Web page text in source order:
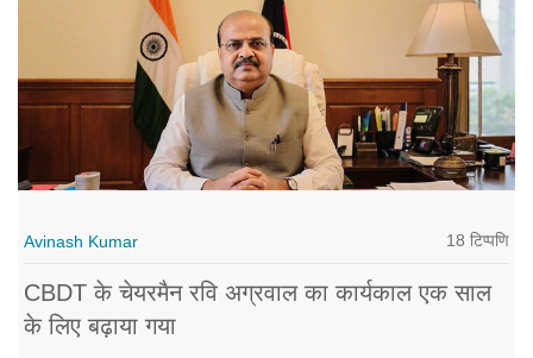
Avinash Kumar 18 टिप्पणि
CBDT के चेयरमैन रवि अग्रवाल का कार्यकाल एक साल
के लिए बढ़ाया गया